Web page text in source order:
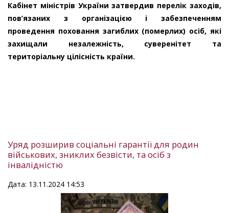
Кабінет міністрів України затвердив перелік заходів,
пов’язаних з організацією і забезпеченням
проведення поховання загиблих (померлих) осіб, які
захищали незалежність, суверенітет та
територіальну цілісність країни.
Уряд розширив соціальні гарантії для родин
військових, зниклих безвісти, та осіб з
інвалідністю
Дата: 13.11.2024 14:53